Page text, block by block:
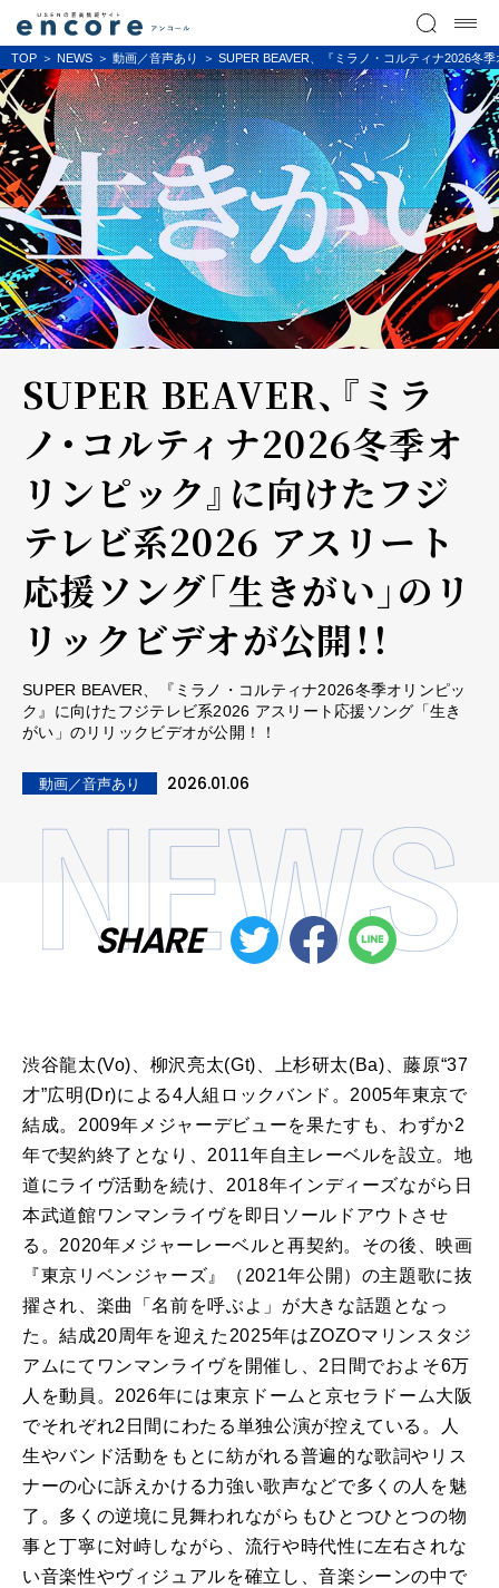
TOP NEWS 動画／音声あり SUPER BEAVER、『ミラノ・コルティナ2026冬
SUPER BEAVER、『ミラ
ノ・コルティナ2026冬季オ
リンピック』に向けたフジ
テレビ系2026 アスリート
応援ソング「生きがい」のリ
リックビデオが公開！！
SUPER BEAVER、『ミラノ・コルティナ2026冬季オリンピッ
ク』に向けたフジテレビ系2026 アスリート応援ソング「生き
がい」のリリックビデオが公開！！
動画／音声あり 2026.01.06
SHARE
渋谷龍太(Vo)、柳沢亮太(Gt)、上杉研太(Ba)、藤原“37
才”広明(Dr)による4人組ロックバンド。2005年東京で
結成。2009年メジャーデビューを果たすも、わずか2
年で契約終了となり、2011年自主レーベルを設立。地
道にライヴ活動を続け、2018年インディーズながら日
本武道館ワンマンライヴを即日ソールドアウトさせ
る。2020年メジャーレーベルと再契約。その後、映画
『東京リベンジャーズ』（2021年公開）の主題歌に抜
擢され、楽曲「名前を呼ぶよ」が大きな話題となっ
た。結成20周年を迎えた2025年はZOZOマリンスタジ
アムにてワンマンライヴを開催し、2日間でおよそ6万
人を動員。2026年には東京ドームと京セラドーム大阪
でそれぞれ2日間にわたる単独公演が控えている。人
生やバンド活動をもとに紡がれる普遍的な歌詞やリス
ナーの心に訴えかける力強い歌声などで多くの人を魅
了。多くの逆境に見舞われながらもひとつひとつの物
事と丁寧に対峙しながら、流行や時代性に左右されな
い音楽性やヴィジュアルを確立し、音楽シーンの中で